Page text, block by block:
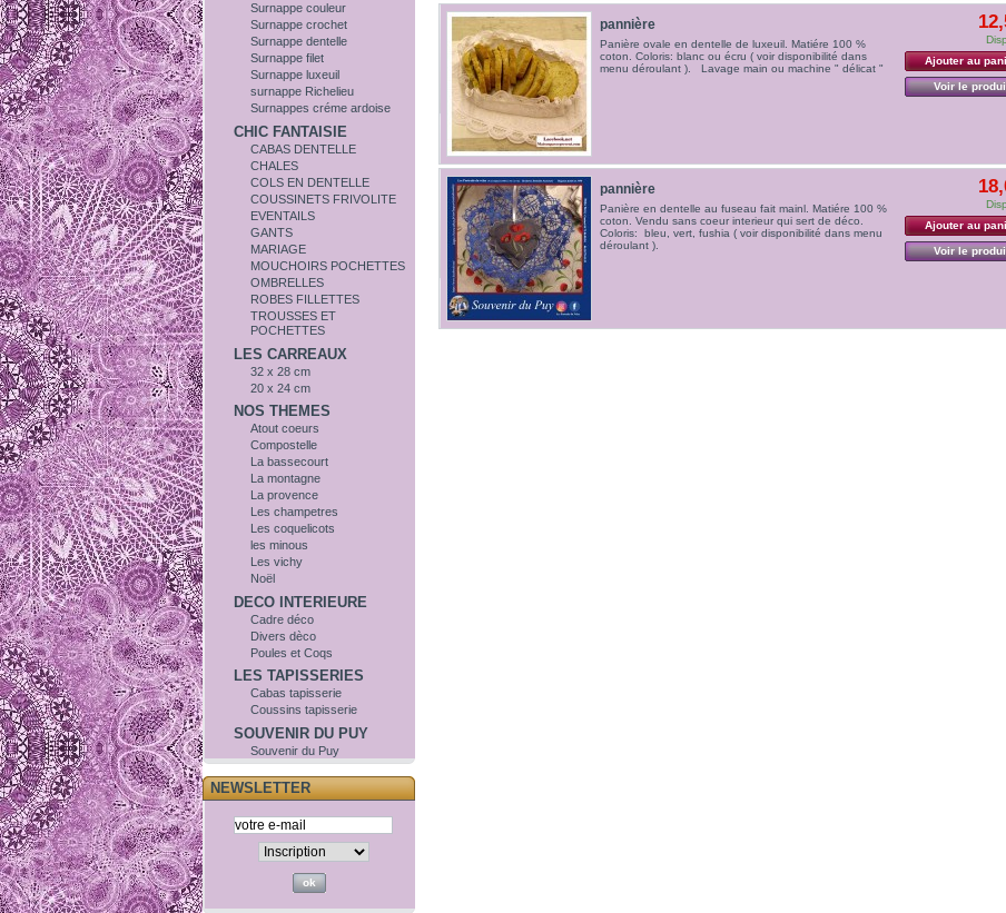
Surnappe couleur
Surnappe crochet
Surnappe dentelle
Surnappe filet
Surnappe luxeuil
surnappe Richelieu
Surnappes créme ardoise
CHIC FANTAISIE
CABAS DENTELLE
CHALES
COLS EN DENTELLE
COUSSINETS FRIVOLITE
EVENTAILS
GANTS
MARIAGE
MOUCHOIRS POCHETTES
OMBRELLES
ROBES FILLETTES
TROUSSES ET
POCHETTES
LES CARREAUX
32 x 28 cm
20 x 24 cm
NOS THEMES
Atout coeurs
Compostelle
La bassecourt
La montagne
La provence
Les champetres
Les coquelicots
les minous
Les vichy
Noël
DECO INTERIEURE
Cadre déco
Divers dèco
Poules et Coqs
LES TAPISSERIES
Cabas tapisserie
Coussins tapisserie
SOUVENIR DU PUY
Souvenir du Puy
NEWSLETTER
pannière
Panière ovale en dentelle de luxeuil. Matiére 100 %
coton. Coloris: blanc ou écru ( voir disponibilité dans
menu déroulant ). Lavage main ou machine " délicat "
Ajouter au
Voir le
pannière
Panière en dentelle au fuseau fait mainl. Matiére 100 %
coton. Vendu sans coeur interieur qui sert de déco.
Coloris: bleu, vert, fushia ( voir disponibilité dans menu
déroulant ).
Ajouter au
Voir le